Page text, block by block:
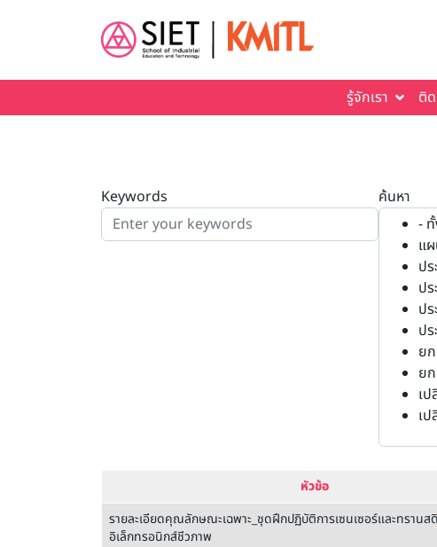
รู้จักเรา
ติ
Keywords
ค้นหา
-
แ
ป
ป
ป
ป
ย
ย
เ
เ
หัวข้อ
รายละเอียดคุณลักษณะเฉพาะ_ชุดฝึกปฏิบัติการเซนเซอร์และทรานส
อิเล็กทรอนิกส์ชีวภาพ